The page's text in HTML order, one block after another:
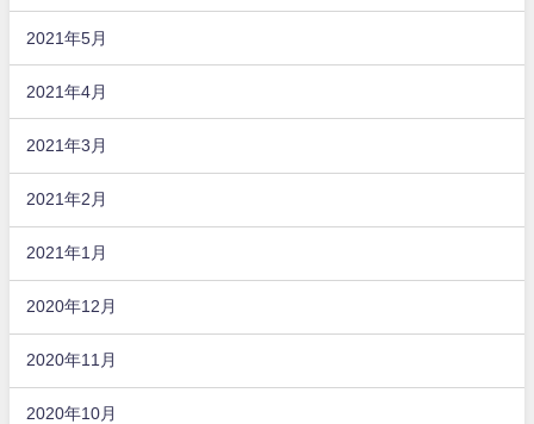
2021年5月
2021年4月
2021年3月
2021年2月
2021年1月
2020年12月
2020年11月
2020年10月